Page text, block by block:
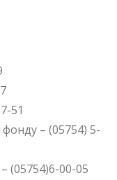
51
фонду – (05754) 5-
(05754)6-00-05